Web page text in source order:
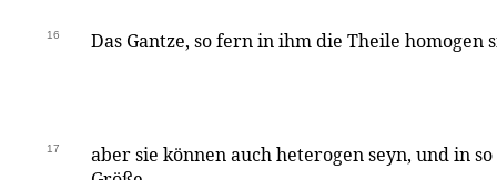
16 Das Gantze, so fern in ihm die Theile homogen
17
aber sie können auch heterogen seyn, und in